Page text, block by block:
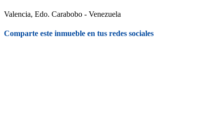
Valencia, Edo. Carabobo - Venezuela
Comparte este inmueble en tus redes sociales